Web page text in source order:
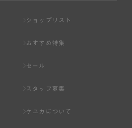
弊社が別途指定する方法に従って
弊社は、その登録を取り消すこと
ショップリスト
おすすめ特集
セール
スタッフ募集
ケユカについて